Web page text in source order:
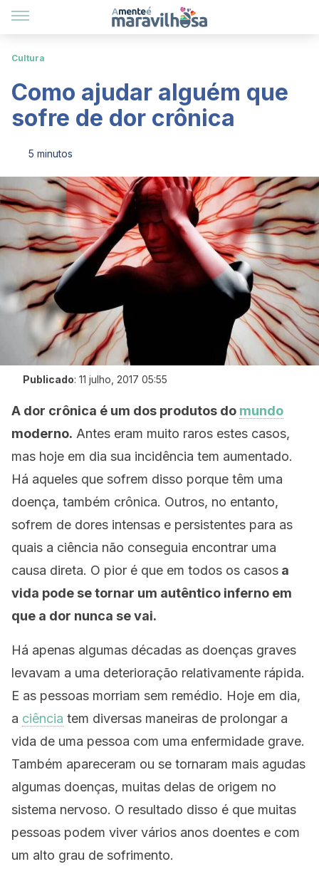
Cultura
Como ajudar alguém que
sofre de dor crônica
5 minutos
Publicado: 11 julho, 2017 05:55
A dor crônica é um dos produtos do mundo
moderno. Antes eram muito raros estes casos,
mas hoje em dia sua incidência tem aumentado.
Há aqueles que sofrem disso porque têm uma
doença, também crônica. Outros, no entanto,
sofrem de dores intensas e persistentes para as
quais a ciência não conseguia encontrar uma
causa direta. O pior é que em todos os casos a
vida pode se tornar um autêntico inferno em
que a dor nunca se vai.
Há apenas algumas décadas as doenças graves
levavam a uma deterioração relativamente rápida.
E as pessoas morriam sem remédio. Hoje em dia,
a ciência tem diversas maneiras de prolongar a
vida de uma pessoa com uma enfermidade grave.
Também apareceram ou se tornaram mais agudas
algumas doenças, muitas delas de origem no
sistema nervoso. O resultado disso é que muitas
pessoas podem viver vários anos doentes e com
um alto grau de sofrimento.